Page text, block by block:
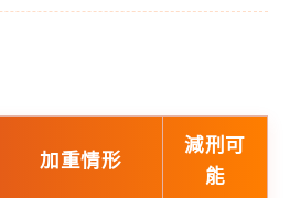
加重情形
減刑可
能